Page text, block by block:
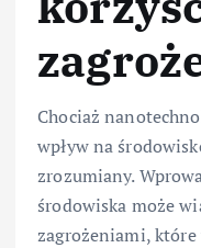
Chociaż
wpływ na
zrozumiany.
środowiska może
zagrożeniami, które